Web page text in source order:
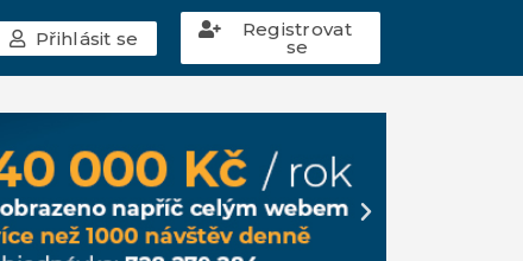
Přihlásit se Registrovat
se